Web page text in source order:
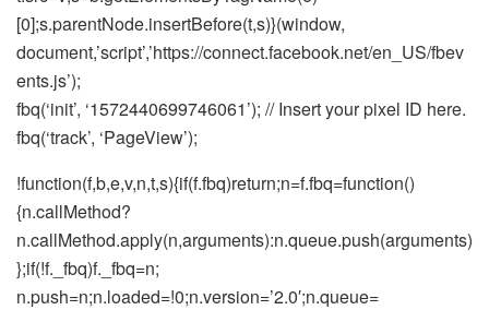
[0];s.parentNode.insertBefore(t,s)}(window,
document,’script’,’https://connect.facebook.net/en_US/fbev
ents.js’);
fbq(‘init’, ‘1572440699746061’); // Insert your pixel ID here.
fbq(‘track’, ‘PageView’);
!function(f,b,e,v,n,t,s){if(f.fbq)return;n=f.fbq=function()
{n.callMethod?
n.callMethod.apply(n,arguments):n.queue.push(arguments)
};if(!f._fbq)f._fbq=n;
n.push=n;n.loaded=!0;n.version=’2.0′;n.queue=